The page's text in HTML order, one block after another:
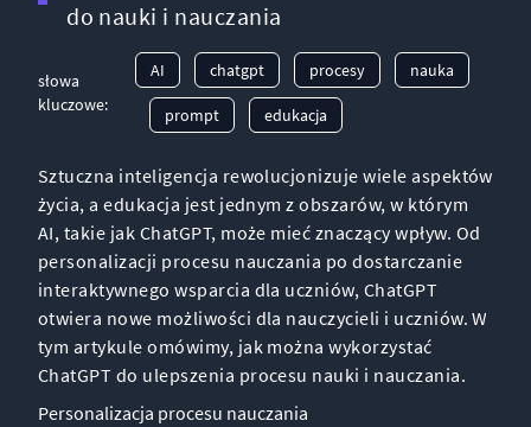
do nauki i nauczania
słowa
kluczowe:
AI chatgpt procesy nauka
prompt edukacja
Sztuczna inteligencja rewolucjonizuje wiele aspektów
życia, a edukacja jest jednym z obszarów, w którym
AI, takie jak ChatGPT, może mieć znaczący wpływ. Od
personalizacji procesu nauczania po dostarczanie
interaktywnego wsparcia dla uczniów, ChatGPT
otwiera nowe możliwości dla nauczycieli i uczniów. W
tym artykule omówimy, jak można wykorzystać
ChatGPT do ulepszenia procesu nauki i nauczania.
Personalizacja procesu nauczania